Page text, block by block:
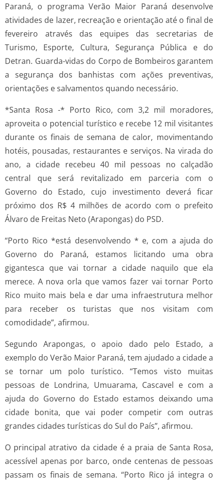
Paraná, o programa Verão Maior Paraná desenvolve
atividades de lazer, recreação e orientação até o final de
fevereiro através das equipes das secretarias de
Turismo, Esporte, Cultura, Segurança Pública e do
Detran. Guarda-vidas do Corpo de Bombeiros garantem
a segurança dos banhistas com ações preventivas,
orientações e salvamentos quando necessário.
*Santa Rosa -* Porto Rico, com 3,2 mil moradores,
aproveita o potencial turístico e recebe 12 mil visitantes
durante os finais de semana de calor, movimentando
hotéis, pousadas, restaurantes e serviços. Na virada do
ano, a cidade recebeu 40 mil pessoas no calçadão
central que será revitalizado em parceria com o
Governo do Estado, cujo investimento deverá ficar
próximo dos R$ 4 milhões de acordo com o prefeito
Álvaro de Freitas Neto (Arapongas) do PSD.
“Porto Rico *está desenvolvendo * e, com a ajuda do
Governo do Paraná, estamos licitando uma obra
gigantesca que vai tornar a cidade naquilo que ela
merece. A nova orla que vamos fazer vai tornar Porto
Rico muito mais bela e dar uma infraestrutura melhor
para receber os turistas que nos visitam com
comodidade”, afirmou.
Segundo Arapongas, o apoio dado pelo Estado, a
exemplo do Verão Maior Paraná, tem ajudado a cidade a
se tornar um polo turístico. “Temos visto muitas
pessoas de Londrina, Umuarama, Cascavel e com a
ajuda do Governo do Estado estamos deixando uma
cidade bonita, que vai poder competir com outras
grandes cidades turísticas do Sul do País”, afirmou.
O principal atrativo da cidade é a praia de Santa Rosa,
acessível apenas por barco, onde centenas de pessoas
passam os finais de semana. “Porto Rico já integra o